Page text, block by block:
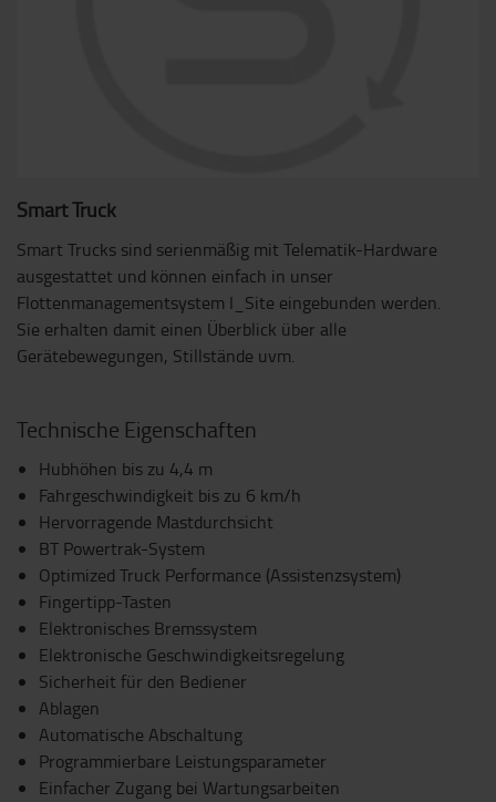
Smart Truck
Smart Trucks sind serienmäßig mit Telematik-Hardware
ausgestattet und können einfach in unser
Flottenmanagementsystem I_Site eingebunden werden.
Sie erhalten damit einen Überblick über alle
Gerätebewegungen, Stillstände uvm.
Technische Eigenschaften
Hubhöhen bis zu 4,4 m
Fahrgeschwindigkeit bis zu 6 km/h
Hervorragende Mastdurchsicht
BT Powertrak-System
Optimized Truck Performance (Assistenzsystem)
Fingertipp-Tasten
Elektronisches Bremssystem
Elektronische Geschwindigkeitsregelung
Sicherheit für den Bediener
Ablagen
Automatische Abschaltung
Programmierbare Leistungsparameter
Einfacher Zugang bei Wartungsarbeiten